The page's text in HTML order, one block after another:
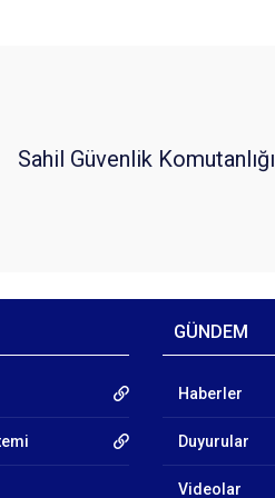
Sahil Güvenlik Komutanlığı
GÜNDEM
Haberler
Duyurular
Videolar